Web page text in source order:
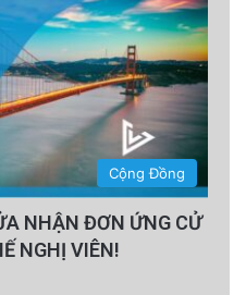
Cộng Đồng
NHẬN ĐƠN ỨNG CỬ
NGHỊ VIÊN!